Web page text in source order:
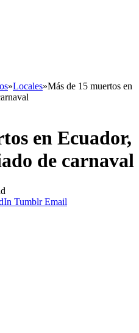
»Locales»Más de 15 muertos en
en Ecuador,
de carnaval
Tumblr Email